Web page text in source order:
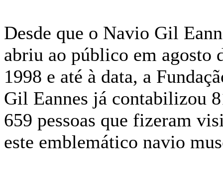
Desde que o Navio Gil
abriu ao público em agosto
1998 e até à data, a
Gil Eannes já contabilizou
659 pessoas que fizeram
este emblemático navio